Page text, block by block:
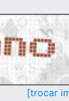
[trocar